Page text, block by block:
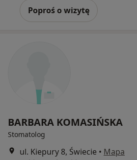
Poproś o wizytę
BARBARA KOMASIŃSKA
Stomatolog
ul. Kiepury 8, Świecie • Mapa